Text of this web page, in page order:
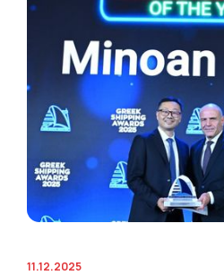
11.12.2025